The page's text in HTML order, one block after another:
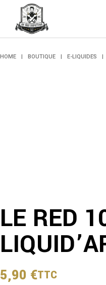
content
HOME BOUTIQUE E-LIQUIDES
LE RED
5,90 €TTC